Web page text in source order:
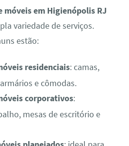
móveis em Higienópolis RJ
variedade de serviços.
estão:
residenciais: camas,
e cômodas.
corporativos:
mesas de escritório e